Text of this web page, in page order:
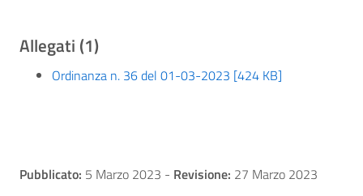
Allegati (1)
Ordinanza n. 36 del 01-03-2023 [424 KB]
Pubblicato: 5 Marzo 2023 - Revisione: 27 Marzo 2023